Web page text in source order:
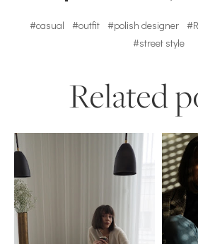
#casual #outfit #polish designer
#street style
Related